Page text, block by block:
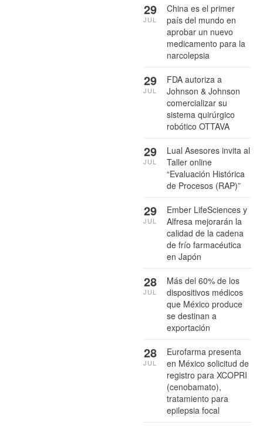
China es el primer
país del mundo en
aprobar un nuevo
medicamento para la
narcolepsia
29
JUL
FDA autoriza a
Johnson & Johnson
comercializar su
sistema quirúrgico
robótico OTTAVA
29
JUL
Lual Asesores invita al
Taller online
“Evaluación Histórica
de Procesos (RAP)”
29
JUL
Ember LifeSciences y
Alfresa mejorarán la
calidad de la cadena
de frío farmacéutica
en Japón
29
JUL
Más del 60% de los
dispositivos médicos
que México produce
se destinan a
exportación
28
JUL
Eurofarma presenta
en México solicitud de
registro para XCOPRI
(cenobamato),
tratamiento para
epilepsia focal
28
JUL